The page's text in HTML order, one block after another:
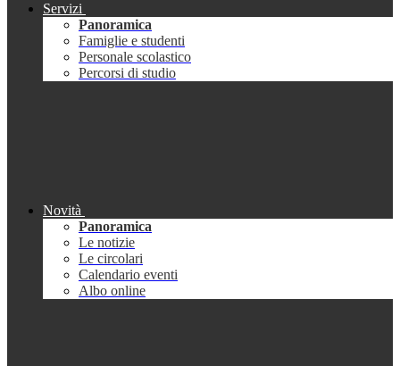
Servizi
Panoramica
Famiglie e studenti
Personale scolastico
Percorsi di studio
Novità
Panoramica
Le notizie
Le circolari
Calendario eventi
Albo online